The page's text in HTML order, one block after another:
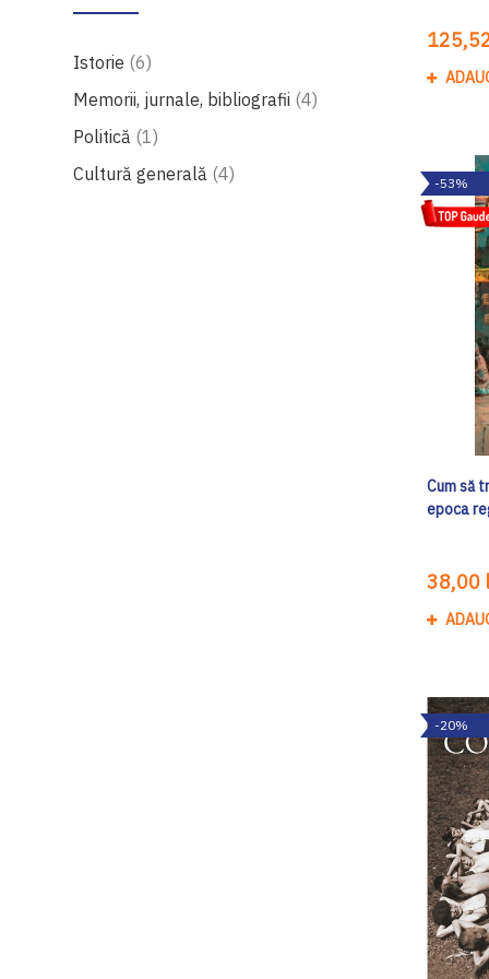
Istorie 6produse
Memorii, jurnale, bibliografii 4produse
Politică 1produs
Cultură generală 4produse -53%
Cum să
epoca
38,00
-20%